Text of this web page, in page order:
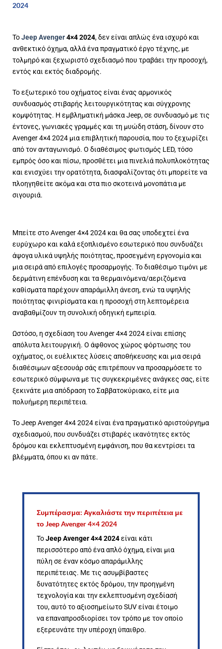
2024
ΤοJeep Avenger4×42024, δεν είναι απλώς ένα ισχυρό και
ανθεκτικό όχημα, αλλά ένα πραγματικόέργο τέχνης, με
τολμηρό και ξεχωριστό σχεδιασμό που τραβάει την προσοχή,
εντός και εκτός διαδρομής.
Το εξωτερικό του οχήματος είναι ένας αρμονικός
συνδυασμός στιβαρής λειτουργικότητας και σύγχρονης
κομψότητας. Η εμβληματική μάσκα Jeep, σε συνδυασμό με τις
έντονες, γωνιακές γραμμές και τη μυώδη στάση, δίνουν στο
Avenger 4×4 2024 μια επιβλητική παρουσία, που το ξεχωρίζει
από τον ανταγωνισμό. Ο διαθέσιμος φωτισμός LED, τόσο
εμπρός όσο και πίσω, προσθέτει μια πινελιά πολυπλοκότητας
και ενισχύει την ορατότητα, διασφαλίζοντας ότι μπορείτε να
πλοηγηθείτε ακόμα και στα πιο σκοτεινά μονοπάτια με
σιγουριά.
Μπείτε στο Avenger 4×4 2024 και θα σας υποδεχτεί ένα
ευρύχωρο και καλά εξοπλισμένο εσωτερικό που συνδυάζει
άψογα υλικά υψηλής ποιότητας, προσεγμένη εργονομία και
μια σειρά από επιλογές προσαρμογής. Το διαθέσιμο τιμόνι με
δερμάτινη επένδυση και τα θερμαινόμενα/αεριζόμενα
καθίσματα παρέχουν απαράμιλλη άνεση, ενώ τα υψηλής
ποιότητας φινιρίσματα και η προσοχή στη λεπτομέρεια
αναβαθμίζουν τη συνολική οδηγική εμπειρία.
Ωστόσο, η σχεδίαση του Avenger 4×4 2024 είναι επίσης
απόλυτα λειτουργική. Ο άφθονος χώρος φόρτωσης του
οχήματος, οι ευέλικτες λύσεις αποθήκευσης και μια σειρά
διαθέσιμων αξεσουάρ σάς επιτρέπουν να προσαρμόσετε το
εσωτερικό σύμφωνα με τις συγκεκριμένες ανάγκες σας, είτε
ξεκινάτε μια απόδραση το Σαββατοκύριακο, είτε μια
πολυήμερη περιπέτεια.
Το Jeep Avenger 4×4 2024 είναι ένα πραγματικό αριστούργημα
σχεδιασμού, που συνδυάζει στιβαρές ικανότητες εκτός
δρόμου και εκλεπτυσμένη εμφάνιση, που θα κεντρίσει τα
βλέμματα, όπου κι αν πάτε.
Συμπέρασμα: Αγκαλιάστε την περιπέτεια με
το Jeep Avenger 4×4 2024
ΤοJeep Avenger 4×4 2024είναι κάτι
περισσότερο από ένα απλό όχημα, είναι μια
πύλη σε έναν κόσμο απαράμιλλης
περιπέτειας. Με τις ασυμβίβαστες
δυνατότητες εκτός δρόμου, την προηγμένη
τεχνολογία και την εκλεπτυσμένη σχεδίασή
του, αυτό το αξιοσημείωτο SUV είναι έτοιμο
να επαναπροσδιορίσει τον τρόπο με τον οποίο
εξερευνάτε την υπέροχη ύπαιθρο.